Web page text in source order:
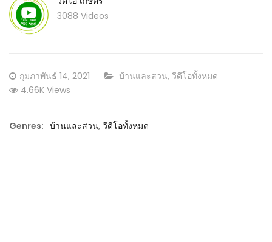
ข้ามวัน
3088 Videos
Posted
on
กุมภาพันธ์ 14, 2021 CATEGORY:
บ้านและสวน, วีดีโอทั้งหมด
4.66K Views
Genres: บ้านและสวน, วีดีโอทั้งหมด